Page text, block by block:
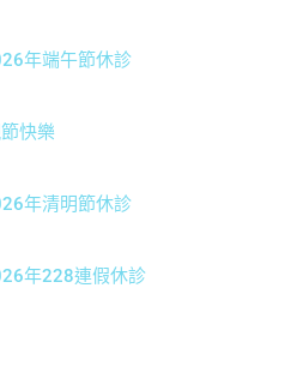
年端午節休診
快樂
年清明節休診
年228連假休診